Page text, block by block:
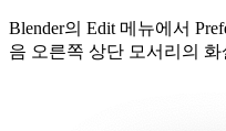
Blender의 Edit 메뉴에서
음 오른쪽 상단 모서리의